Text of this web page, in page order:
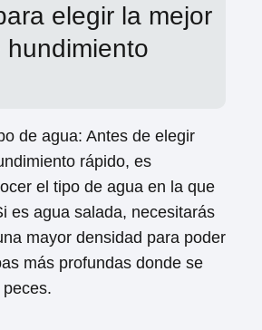
elegir la mejor
de agua: Antes de elegir
rápido, es
el tipo de agua en la que
es agua salada, necesitarás
mayor densidad para poder
más profundas donde se